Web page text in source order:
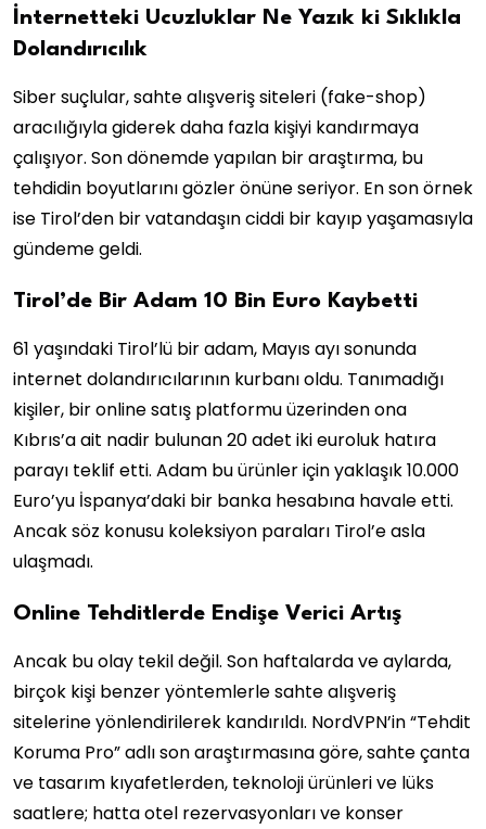
İnternetteki Ucuzluklar Ne Yazık ki Sıklıkla
Dolandırıcılık
Siber suçlular, sahte alışveriş siteleri (fake-shop)
aracılığıyla giderek daha fazla kişiyi kandırmaya
çalışıyor. Son dönemde yapılan bir araştırma, bu
tehdidin boyutlarını gözler önüne seriyor. En son örnek
ise Tirol’den bir vatandaşın ciddi bir kayıp yaşamasıyla
gündeme geldi.
Tirol’de Bir Adam 10 Bin Euro Kaybetti
61 yaşındaki Tirol’lü bir adam, Mayıs ayı sonunda
internet dolandırıcılarının kurbanı oldu. Tanımadığı
kişiler, bir online satış platformu üzerinden ona
Kıbrıs’a ait nadir bulunan 20 adet iki euroluk hatıra
parayı teklif etti. Adam bu ürünler için yaklaşık 10.000
Euro’yu İspanya’daki bir banka hesabına havale etti.
Ancak söz konusu koleksiyon paraları Tirol’e asla
ulaşmadı.
Online Tehditlerde Endişe Verici Artış
Ancak bu olay tekil değil. Son haftalarda ve aylarda,
birçok kişi benzer yöntemlerle sahte alışveriş
sitelerine yönlendirilerek kandırıldı. NordVPN’in “Tehdit
Koruma Pro” adlı son araştırmasına göre, sahte çanta
ve tasarım kıyafetlerden, teknoloji ürünleri ve lüks
saatlere; hatta otel rezervasyonları ve konser